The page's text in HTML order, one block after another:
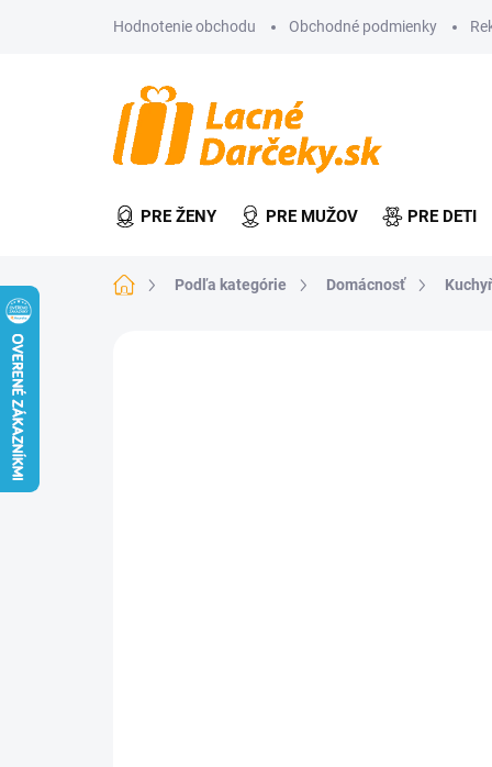
Hodnotenie obchodu Obchodné podmienky
PRE ŽENY PRE MUŽOV PRE DETI
DomovPodľa kategórie Domácnosť